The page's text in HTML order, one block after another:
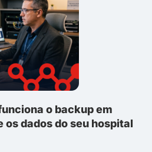
o backup em
os dados do seu hospital